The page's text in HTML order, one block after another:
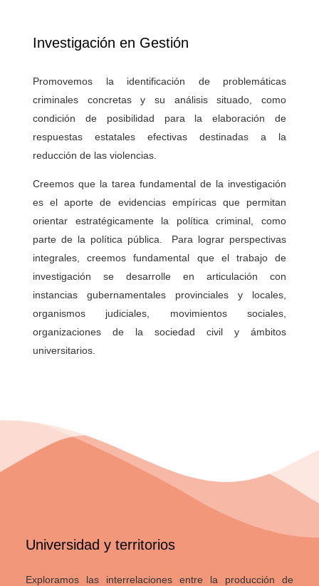
Investigación en Gestión
Promovemos la identificación de problemáticas
criminales concretas y su análisis situado, como
condición de posibilidad para la elaboración de
respuestas estatales efectivas destinadas a la
reducción de las violencias.
Creemos que la tarea fundamental de la investigación
es el aporte de evidencias empíricas que permitan
orientar estratégicamente la política criminal, como
parte de la política pública. Para lograr perspectivas
integrales, creemos fundamental que el trabajo de
investigación se desarrolle en articulación con
instancias gubernamentales provinciales y locales,
organismos judiciales, movimientos sociales,
organizaciones de la sociedad civil y ámbitos
universitarios.
Universidad y territorios
Exploramos las interrelaciones entre la producción de